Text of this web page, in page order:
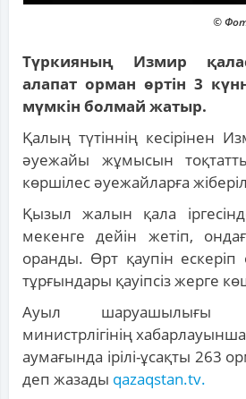
©
Түркияның Измир
алапат орман өртін 3
мүмкін болмай жатыр.
Қалың түтіннің кесірінен
әуежайы жұмысын
көршілес әуежайларға
Қызыл жалын қала
мекенге дейін жетіп,
оранды. Өрт қаупін
тұрғындары қауіпсіз жерге
Ауыл шаруашылығы
министрлігінің
аумағында ірілі-ұсақты 263
деп жазады qazaqstan.tv.